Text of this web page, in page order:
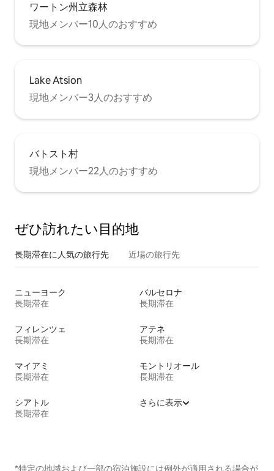
ワートン州立森林
現地メンバー10人のおすすめ
Lake Atsion
現地メンバー3人のおすすめ
バトスト村
現地メンバー22人のおすすめ
ぜひ訪⁠れ⁠た⁠い目⁠的⁠地
長期滞在に人気の旅行先 近場の旅行先
ニューヨーク
長期滞在
バルセロナ
長期滞在
フィレンツェ
長期滞在
アテネ
長期滞在
マイアミ
長期滞在
モントリオール
長期滞在
シアトル
長期滞在
さらに表示
*特定の地域および一部の宿泊施設には例外が適用される場合が